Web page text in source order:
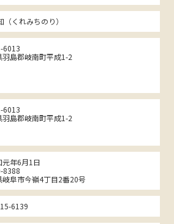
（くれみちのり）
6013
羽島郡岐南町平成1-2
6013
羽島郡岐南町平成1-2
年6月1日
8388
岐阜市今嶺4丁目2番20号
6139